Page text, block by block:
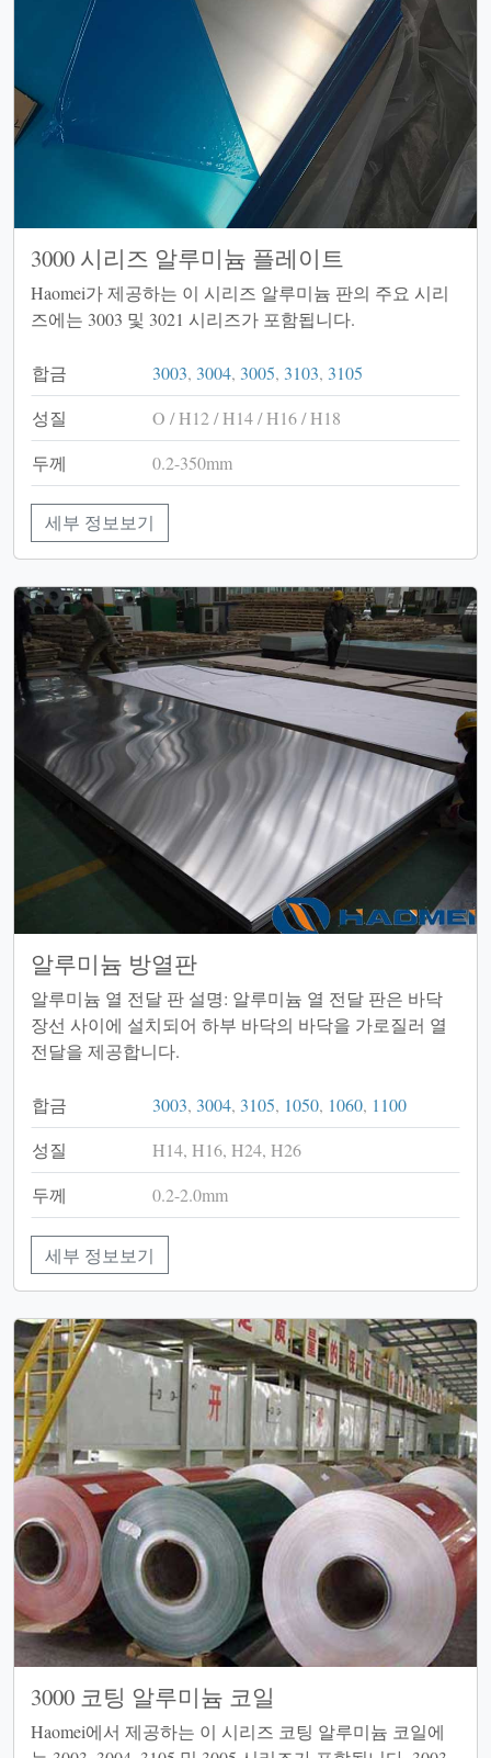
3000 시리즈 알루미늄 플레이트
Haomei가 제공하는 이 시리즈 알루미늄 판의 주요 시리
즈에는 3003 및 3021 시리즈가 포함됩니다.
합금 3003, 3004, 3005, 3103, 3105
성질
O / H12 / H14 / H16 / H18
두께
0.2-350mm
세부 정보보기
알루미늄 방열판
알루미늄 열 전달 판 설명: 알루미늄 열 전달 판은 바닥
장선 사이에 설치되어 하부 바닥의 바닥을 가로질러 열
전달을 제공합니다.
합금 3003, 3004, 3105, 1050, 1060, 1100
성질
H14, H16, H24, H26
두께
0.2-2.0mm
세부 정보보기
3000 코팅 알루미늄 코일
Haomei에서 제공하는 이 시리즈 코팅 알루미늄 코일에